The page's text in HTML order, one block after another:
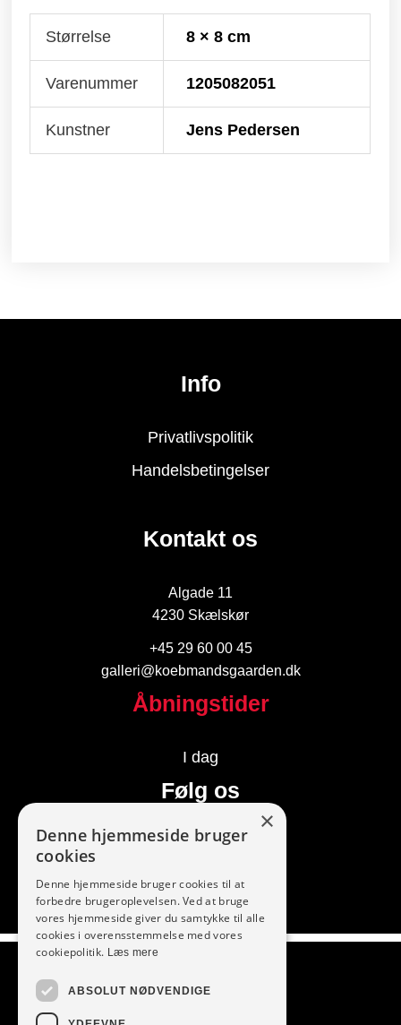
Størrelse 8 × 8 cm
Varenummer 1205082051
Kunstner Jens Pedersen
Info
Privatlivspolitik
Handelsbetingelser
Kontakt os
Algade 11
4230 Skælskør
+45 29 60 00 45
galleri@koebmandsgaarden.dk
Åbningstider
I dag
Følg os
Vi modtager
×
Denne hjemmeside bruger
cookies
Denne hjemmeside bruger cookies til at
forbedre brugeroplevelsen. Ved at bruge
vores hjemmeside giver du samtykke til alle
cookies i overensstemmelse med vores
cookiepolitik. Læs mere
ABSOLUT NØDVENDIGE